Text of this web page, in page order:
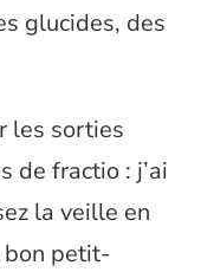
glucides, des
les sorties
de fractio : j’ai
la veille en
petit-